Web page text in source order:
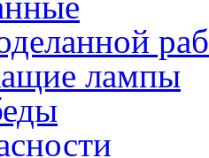
лампы